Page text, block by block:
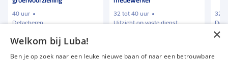
40 uur
Detacheren
€ 2100-€ 3000 p.m.
32 tot 40 uur
Uitzicht op vaste dienst
32
€
×
Welkom bij Luba!
Ben je op zoek naar een leuke nieuwe baan of naar een betrouwbare